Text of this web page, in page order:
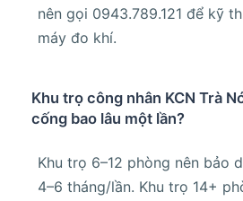
nên gọi 0943.789.121 để kỹ
máy đo khí.
Khu trọ công nhân KCN Trà
cống bao lâu một lần?
Khu trọ 6–12 phòng nên bảo
4–6 tháng/lần. Khu trọ 14+